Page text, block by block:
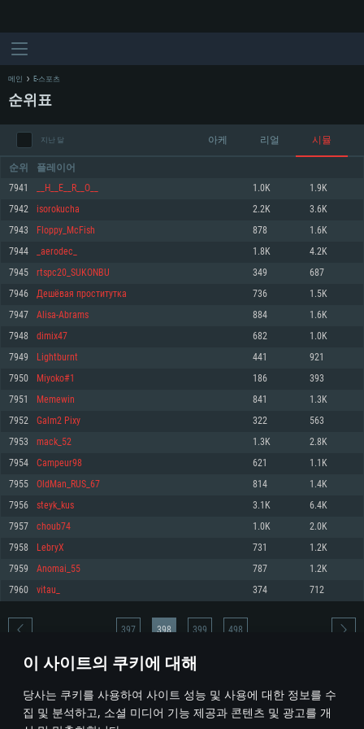
이 사이트의 쿠키에 대해
당사는 쿠키를 사용하여 사이트 성능 및 사용에 대한 정보를 수
집 및 분석하고, 소셜 미디어 기능 제공과 콘텐츠 및 광고를 개
최소사양
운영체제: Windows 10 (64 bit)
프로세서: 2.2 GHz 듀얼코어 이상
메모리: 4GB
그래픽 카드: DirectX 11 이상을 지원하는 AMD Radeon 77XX / NVIDIA
GeForce GT 660. 최소 사양 해상도: 720p
네트워크: 브로드밴드 인터넷
여유 저장 공간: 22.1 GB (최소 클라이언트)
권장 사양
570 혹은 그 이상
여유 저장 공간: 62.2 GB (전체 클라이언트)
최소사양
운영체제: Mac OS Big Sur 11.0
프로세서: 최소 2.2 GHz의 Core i5 (Intel Xeon 은 지원하지 않습니다)
메모리: 6 GB
그래픽 카드: Metal 을 지원하는 Intel Iris Pro 5200 (Mac), 혹은 이와 비슷한 성
능을 가지는 Mac 버전의 AMD/Nvidia. 최소 해상도: 720p
네트워크: 브로드밴드 인터넷
여유 저장 공간: 22.1 GB (최소 클라이언트)
권장 사양
네트워크: 브로드밴드 인터넷
여유 저장 공간: 62.2 GB (전체 클라이언트)
최소사양
운영체제: 64bit Linux 중 최신 버전
프로세서: 2.4 GHz 듀얼코어
메모리: 4 GB
그래픽 카드: Vulkan 을 지원하고, 최신 그래픽 드라이버를 지원하는 NVIDIA
660 (6개월 미만) 혹은 그와 동급의 성능을 가지며 최신 그래픽 드라이버를 지
원하는 AMD (6개월 미만; 최소사양 지원 해상도 720p)
네트워크: 브로드밴드 인터넷
여유 저장 공간: 22.1 GB (최소 클라이언트)
권장 사양
운영체제: Ubuntu 20.04 64bit
프로세서: Intel Core i7
메모리: 16 GB
그래픽 카드: Vulkan 을 지원하고, 최신 그래픽 드라이버를 지원하는 NVIDIA
1060 (6개월 미만) 혹은 그와 동급의 성능을 가지며 최신 그래픽 드라이버를
지원하는 AMD RX 570 (6개월 미만; 최소사양 지원 해상도 720p) 이상
여유 저장 공간: 62.2 GB (전체 클라이언트)
메인 E-스포츠
순위표
지난 달 아케 리얼 시뮬
순위 플레이어
7941 __H__E__R__O__ 1.0K 1.9K
7942 isorokucha 2.2K 3.6K
7943 Floppy_McFish 878 1.6K
7944 _aerodec_ 1.8K 4.2K
7945 rtspc20_SUKONBU 349 687
7946 Дешёвая проститутка 736 1.5K
7947 Alisa-Abrams 884 1.6K
7948 dimix47 682 1.0K
7949 Lightburnt 441 921
7950 Miyoko#1 186 393
7951 Memewin 841 1.3K
7952 Galm2 Pixy 322 563
7953 mack_52 1.3K 2.8K
7954 Campeur98 621 1.1K
7955 OldMan_RUS_67 814 1.4K
7956 steyk_kus 3.1K 6.4K
7957 choub74 1.0K 2.0K
7958 LebryX 731 1.2K
7959 Anomai_55 787 1.2K
7960 vitau_ 374 712
* 순위표는 매일 1회 갱신됩니다
397 398 399 498